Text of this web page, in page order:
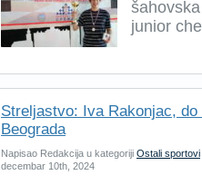
junior
Streljastvo: Iva Rakonjac,
Beograda
Napisao Redakcija u kategoriji Ostali sportovi
decembar 10th, 2024